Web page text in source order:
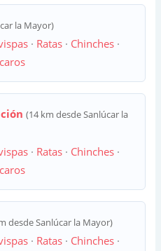
la Mayor)
· Ratas · Chinches ·
(14 km desde Sanlúcar la
· Ratas · Chinches ·
desde Sanlúcar la Mayor)
· Ratas · Chinches ·